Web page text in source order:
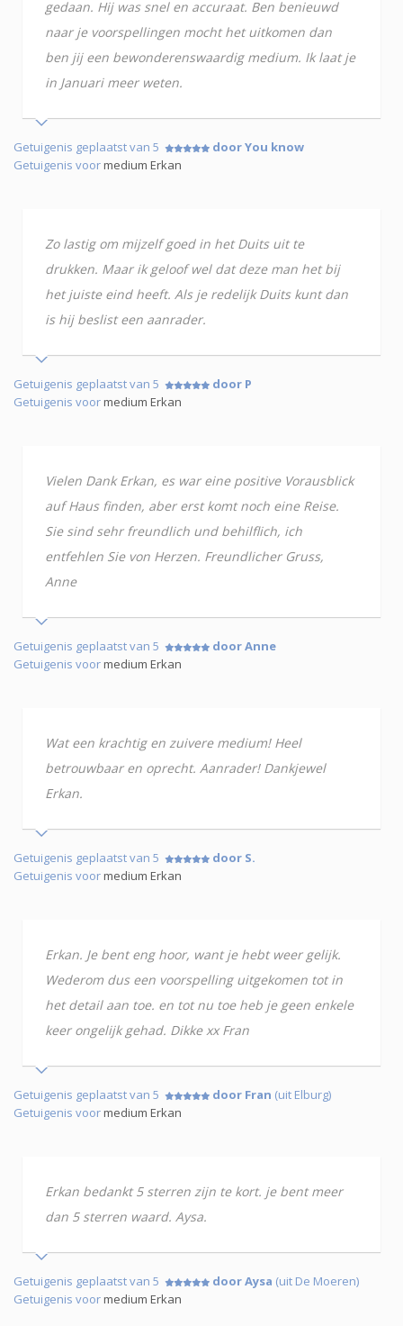
gedaan. Hij was snel en accuraat. Ben benieuwd
naar je voorspellingen mocht het uitkomen dan
ben jij een bewonderenswaardig medium. Ik laat je
in Januari meer weten.
Getuigenis geplaatst van 5
door You know
Getuigenis voormedium Erkan
Zo lastig om mijzelf goed in het Duits uit te
drukken. Maar ik geloof wel dat deze man het bij
het juiste eind heeft. Als je redelijk Duits kunt dan
is hij beslist een aanrader.
Getuigenis geplaatst van 5
door P
Getuigenis voormedium Erkan
Vielen Dank Erkan, es war eine positive Vorausblick
auf Haus finden, aber erst komt noch eine Reise.
Sie sind sehr freundlich und behilflich, ich
entfehlen Sie von Herzen. Freundlicher Gruss,
Anne
Getuigenis geplaatst van 5
door Anne
Getuigenis voormedium Erkan
Wat een krachtig en zuivere medium! Heel
betrouwbaar en oprecht. Aanrader! Dankjewel
Erkan.
Getuigenis geplaatst van 5
door S.
Getuigenis voormedium Erkan
Erkan. Je bent eng hoor, want je hebt weer gelijk.
Wederom dus een voorspelling uitgekomen tot in
het detail aan toe. en tot nu toe heb je geen enkele
keer ongelijk gehad. Dikke xx Fran
Getuigenis geplaatst van 5 door Fran (uit Elburg)
Getuigenis voormedium Erkan
Erkan bedankt 5 sterren zijn te kort. je bent meer
dan 5 sterren waard. Aysa.
Getuigenis geplaatst van 5 door Aysa (uit De Moeren)
Getuigenis voormedium Erkan